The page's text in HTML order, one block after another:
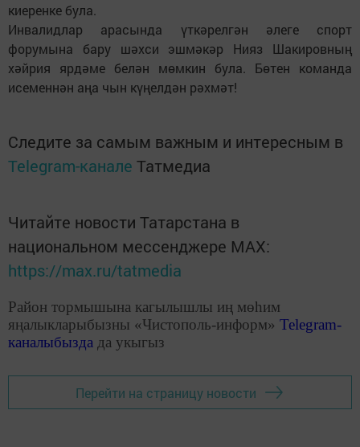
киеренке була.
Инвалидлар арасында үткәрелгән әлеге спорт
форумына бару шәхси эшмәкәр Нияз Шакировның
хәйрия ярдәме белән мөмкин була. Бөтен команда
исеменнән аңа чын күңелдән рәхмәт!
Следите за самым важным и интересным в
Telegram-канале Татмедиа
Читайте новости Татарстана в
национальном мессенджере MАХ:
https://max.ru/tatmedia
Район тормышына кагылышлы иң мөһим
яңалыкларыбызны «Чистополь-информ» Telegram-
каналыбызда да укыгыз
Перейти на страницу новости